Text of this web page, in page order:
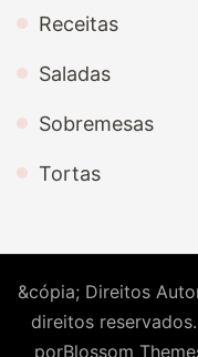
Receitas
Saladas
Sobremesas
Tortas
&cópia; Direitos
direitos reservados.
porBlossom